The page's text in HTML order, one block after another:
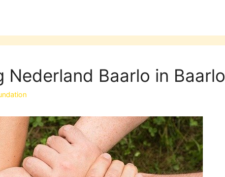
Nederland Baarlo in Baarlo